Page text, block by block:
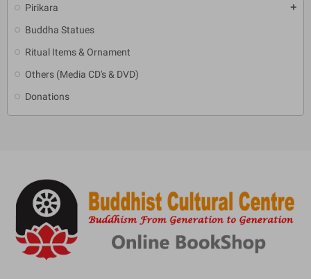
Pirikara add
Buddha Statues
Ritual Items & Ornament
Others (Media CD's & DVD)
Donations